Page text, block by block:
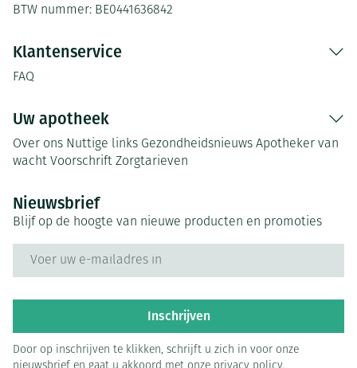
BTW nummer: BE0441636842
Klantenservice
FAQ
Uw apotheek
Over ons Nuttige links Gezondheidsnieuws Apotheker van
wacht Voorschrift Zorgtarieven
Nieuwsbrief
Blijf op de hoogte van nieuwe producten en promoties
Inschrijven
Door op inschrijven te klikken, schrijft u zich in voor onze